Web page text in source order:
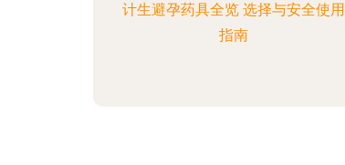
计生避孕药具全览 选择与安全使用
指南